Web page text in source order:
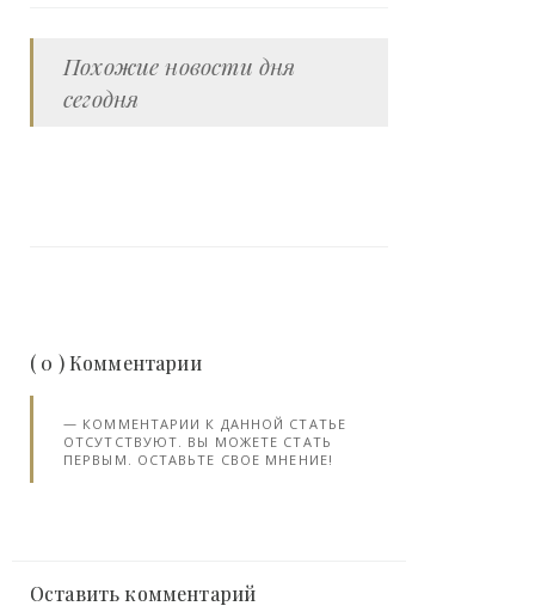
Похожие новости дня
сегодня
( 0 ) Комментарии
КОММЕНТАРИИ К ДАННОЙ СТАТЬЕ
ОТСУТСТВУЮТ. ВЫ МОЖЕТЕ СТАТЬ
ПЕРВЫМ. ОСТАВЬТЕ СВОЕ МНЕНИЕ!
Оставить комментарий